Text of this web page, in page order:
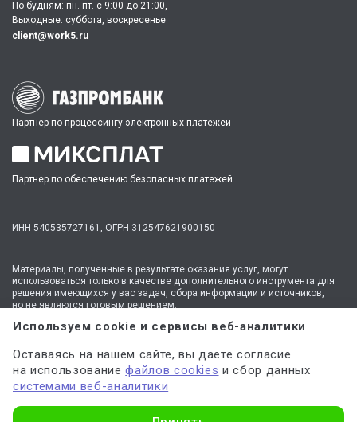
Партнер по процессингу электронных платежей
Партнер по обеспечению безопасных платежей
ИНН 540535727161, ОГРН 312547621900150
По будням: пн.-пт. c 9:00 до 21:00,
Выходные: суббота, воскресенье
client@work5.ru
Материалы, полученные в результате оказания услуг, могут
использоваться только в качестве дополнительного инструмента для
решения имеющихся у вас задач, сбора информации и источников,
но не являются готовым решением.
* №1 на рынке консультационных услуг для студентов по количеству
стационарных офисов-филиалов в 14 городах России (от Иркутска до
вся Россия.
Мы используем файлы cookieисервисы веб-аналитики
для персонализации сервисов и повышения удобства пользования
настройки браузера.
Используем cookie и сервисы веб-аналитики
Оставаясь на нашем сайте, вы даете согласие
на использованиефайлов cookies и сбор данных
системами веб-аналитики